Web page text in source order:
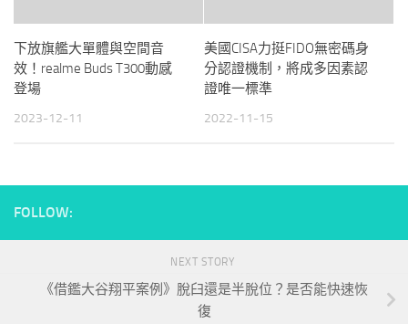
下放旗艦大單體與空間音
效！realme Buds T300動感
登場
2023-12-11
美國CISA力挺FIDO無密碼身
分認證機制，將成多因素認
證唯一標準
2022-11-15
FOLLOW:
NEXT STORY
《借鑑大谷翔平案例》脫臼還是半脫位？是否能快速恢
復